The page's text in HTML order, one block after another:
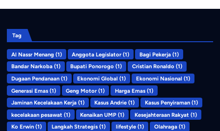
Tag
Al Nassr Menang (1) Anggota Legislator (1) Bagi Pekerja (1)
Bandar Narkoba(1) Bupati Ponorogo (1) Cristian Ronaldo (1)
Dugaan Pendanaan(1) Ekonomi Global (1) Ekonomi Nasional (1)
Generasi Emas(1) Geng Motor (1) Harga Emas (1)
Jaminan Kecelakaan Kerja(1) Kasus Andrie (1) Kasus Penyiraman (1)
kecelakaan pesawat (1) Kenaikan UMP (1) Kesejahteraan Rakyat (1)
Ko Erwin(1) Langkah Strategis (1) lifestyle (1) Olahraga (1)